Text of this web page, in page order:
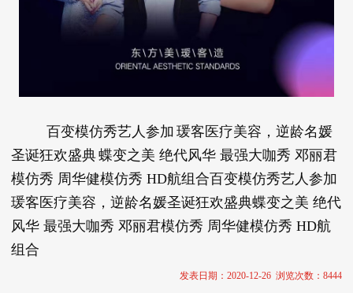
百变模仿秀艺人参加 瑗客医疗美容，逆龄名媛
圣诞狂欢盛典蝶变之美 绝代风华 最强大咖秀 邓丽君
模仿秀 周华健模仿秀 HD航组合百变模仿秀艺人参加
瑗客医疗美容，逆龄名媛圣诞狂欢盛典蝶变之美 绝代
风华 最强大咖秀 邓丽君模仿秀 周华健模仿秀 HD航
组合
发表日期：2020-12-26 浏览次数：8444